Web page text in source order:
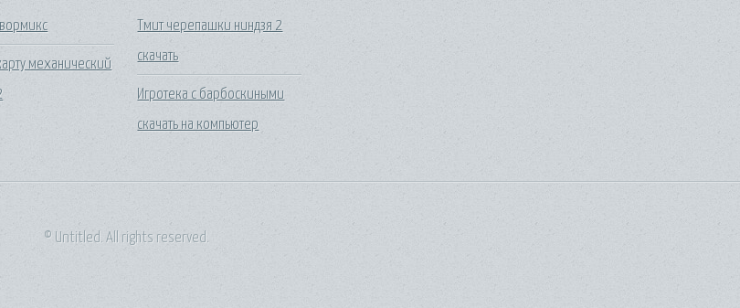
механический
Тмит черепашки ниндзя 2
скачать
Игротека с барбоскиными
скачать на компьютер
© Untitled. All rights reserved.